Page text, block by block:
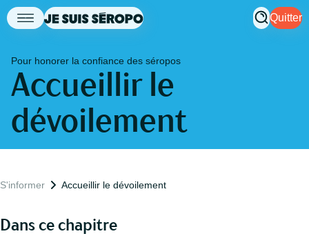
Quitter
Pour honorer la confiance des séropos
Accueillir le
dévoilement
S'informer Accueillir le dévoilement
Dans ce chapitre